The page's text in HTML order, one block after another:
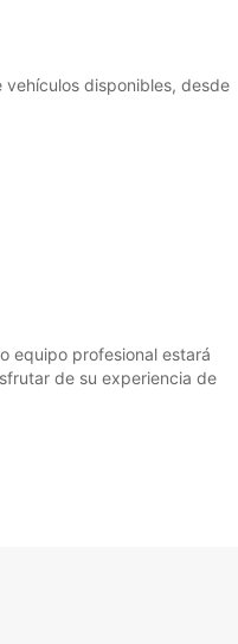
vehículos disponibles, desde
equipo profesional estará
de su experiencia de